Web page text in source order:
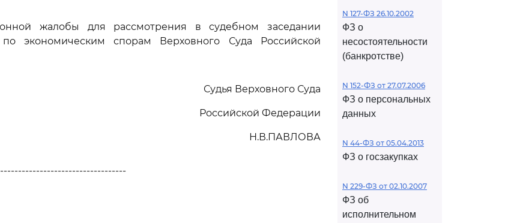
жалобы для рассмотрения в судебном заседании
экономическим спорам Верховного Суда Российской
Судья Верховного Суда
Российской Федерации
Н.В.ПАВЛОВА
N 127-ФЗ 26.10.2002
ФЗ о
несостоятельности
(банкротстве)
N 152-ФЗ от 27.07.2006
ФЗ о персональных
данных
N 44-ФЗ от 05.04.2013
ФЗ о госзакупках
N 229-ФЗ от 02.10.2007
ФЗ об
исполнительном